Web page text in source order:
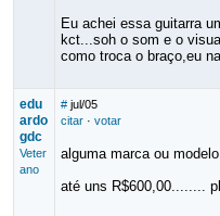
Eu achei essa guitarra
kct...soh o som e o
como troca o braço,eu
edu
ardo
gdc
Veter
ano
# jul/05
citar· votar
alguma marca ou
até uns R$600,00........